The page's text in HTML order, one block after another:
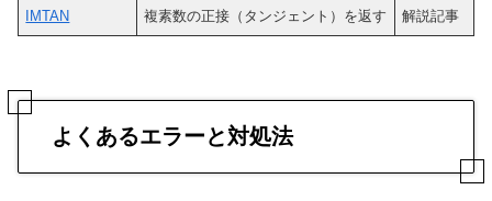
IMTAN 複素数の正接（タンジェント）を返す 解説記事
よくあるエラーと対処法